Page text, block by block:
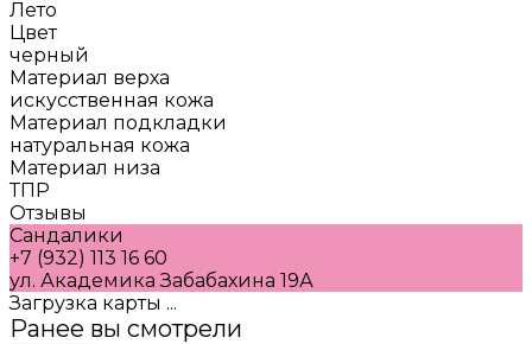
Лето
Цвет
черный
Материал верха
искусственная кожа
Материал подкладки
натуральная кожа
Материал низа
ТПР
Отзывы
Сандалики
+7 (932) 113 16 60
ул. Академика Забабахина 19А
Загрузка карты ...
Ранее вы смотрели